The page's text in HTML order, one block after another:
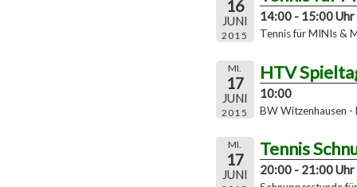
16
JUNI
2015
14:00 - 15:00 Uhr
Tennis für MINIs &
MI.
17
JUNI
2015
HTV
10:00
BW Witzenhausen -
MI.
17
JUNI
Tennis
20:00 - 21:00 Uhr